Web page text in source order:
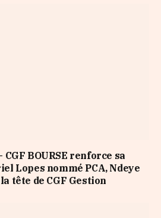
CGF BOURSE renforce sa
Lopes nommé PCA, Ndeye
tête de CGF Gestion